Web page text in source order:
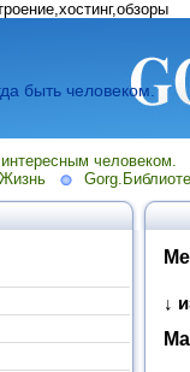
быть человеком.
человеком.
↓